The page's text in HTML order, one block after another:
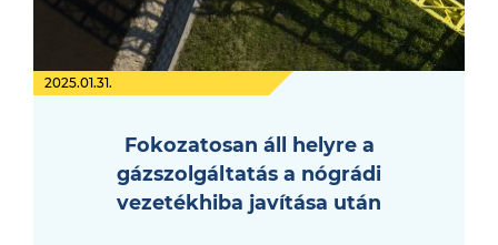
2025.01.31.
Fokozatosan áll helyre a
gázszolgáltatás a nógrádi
vezetékhiba javítása után